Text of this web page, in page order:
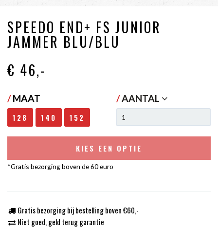
SPEEDO END+ FS JUNIOR
JAMMER BLU/BLU
€ 46,-
/MAAT
128 140 152
/AANTAL
KIES EEN OPTIE
*Gratis bezorging boven de 60 euro
Gratis bezorging bij bestelling boven €60,-
Niet goed, geld terug garantie